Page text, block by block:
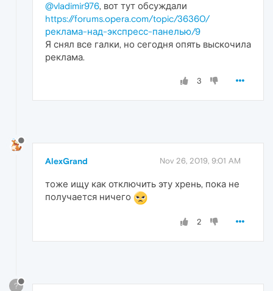
@vladimir976, вот тут обсуждали
https://forums.opera.com/topic/36360/
реклама-над-экспресс-панелью/9
Я снял все галки, но сегодня опять выскочила
реклама.
3
AlexGrand Nov 26, 2019, 9:01 AM
тоже ищу как отключить эту хрень, пока не
получается ничего
2
?